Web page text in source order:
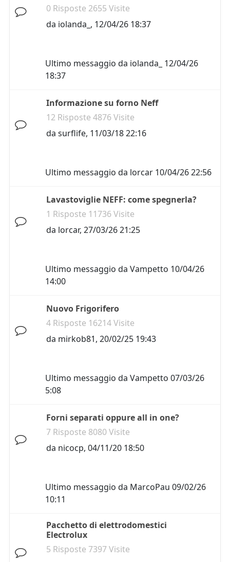
0 Risposte 2655 Visite
da iolanda_ , 12/04/26 18:37
Ultimo messaggio da iolanda_ 12/04/26
18:37
Informazione su forno Neff
12 Risposte 4876 Visite
da surflife, 11/03/18 22:16
Ultimo messaggio da lorcar 10/04/26 22:56
Lavastoviglie NEFF: come spegnerla?
1 Risposte 11736 Visite
da lorcar, 27/03/26 21:25
Ultimo messaggio da Vampetto 10/04/26
14:00
Nuovo Frigorifero
4 Risposte 16214 Visite
da mirkob81, 20/02/25 19:43
Ultimo messaggio da Vampetto 07/03/26
5:08
Forni separati oppure all in one?
7 Risposte 8080 Visite
da nicocp, 04/11/20 18:50
Ultimo messaggio da MarcoPau 09/02/26
10:11
Pacchetto di elettrodomestici
Electrolux
5 Risposte 7397 Visite